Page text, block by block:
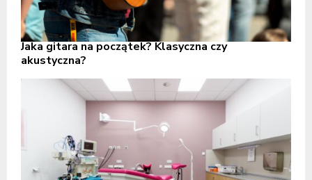
Jaka gitara na początek? Klasyczna czy
akustyczna?